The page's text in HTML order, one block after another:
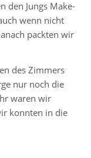
den Jungs Make-
wenn nicht
packten wir
des Zimmers
nur noch die
waren wir
konnten in die